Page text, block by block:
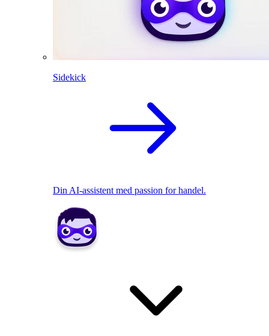
Sidekick
Din AI-assistent med passion for handel.